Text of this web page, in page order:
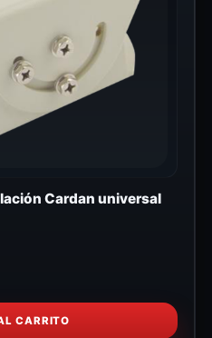
Cardan universal
CARRITO